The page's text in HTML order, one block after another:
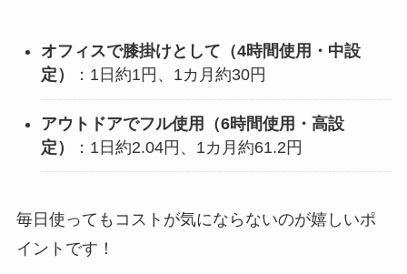
オフィスで膝掛けとして（4時間使用・中設
定）
：1日約1円、1カ月約30円
アウトドアでフル使用（6時間使用・高設
定）
：1日約2.04円、1カ月約61.2円
毎日使ってもコストが気にならないのが嬉しいポ
イントです！